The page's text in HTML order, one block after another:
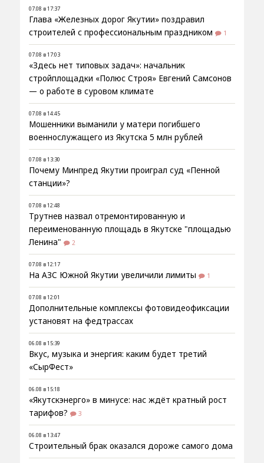
07.08 в 17:37
Глава «Железных дорог Якутии» поздравил
строителей с профессиональным праздником
1
07.08 в 17:03
«Здесь нет типовых задач»: начальник
стройплощадки «Полюс Строя» Евгений Самсонов
— о работе в суровом климате
07.08 в 14:45
Мошенники выманили у матери погибшего
военнослужащего из Якутска 5 млн рублей
07.08 в 13:30
Почему Минпред Якутии проиграл суд «Пенной
станции»?
07.08 в 12:48
Трутнев назвал отремонтированную и
переименованную площадь в Якутске "площадью
Ленина"
2
07.08 в 12:17
На АЗС Южной Якутии увеличили лимиты 1
07.08 в 12:01
Дополнительные комплексы фотовидеофиксации
установят на федтрассах
06.08 в 15:39
Вкус, музыка и энергия: каким будет третий
«СырФест»
06.08 в 15:18
«Якутскэнерго» в минусе: нас ждёт кратный рост
тарифов?
3
06.08 в 13:47
Строительный брак оказался дороже самого дома